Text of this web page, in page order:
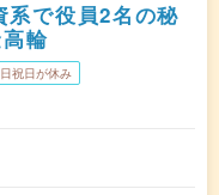
系で役員2名の秘
輪
祝日が休み